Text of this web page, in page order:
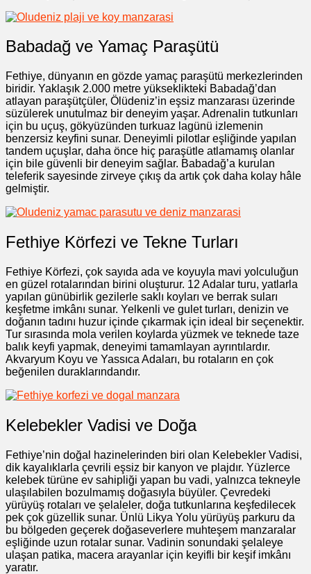
Babadağ ve Yamaç Paraşütü
Fethiye, dünyanın en gözde yamaç paraşütü merkezlerinden
biridir. Yaklaşık 2.000 metre yükseklikteki Babadağ’dan
atlayan paraşütçüler, Ölüdeniz’in eşsiz manzarası üzerinde
süzülerek unutulmaz bir deneyim yaşar. Adrenalin tutkunları
için bu uçuş, gökyüzünden turkuaz lagünü izlemenin
benzersiz keyfini sunar. Deneyimli pilotlar eşliğinde yapılan
tandem uçuşlar, daha önce hiç paraşütle atlamamış olanlar
için bile güvenli bir deneyim sağlar. Babadağ’a kurulan
teleferik sayesinde zirveye çıkış da artık çok daha kolay hâle
gelmiştir.
Fethiye Körfezi ve Tekne Turları
Fethiye Körfezi, çok sayıda ada ve koyuyla mavi yolculuğun
en güzel rotalarından birini oluşturur. 12 Adalar turu, yatlarla
yapılan günübirlik gezilerle saklı koyları ve berrak suları
keşfetme imkânı sunar. Yelkenli ve gulet turları, denizin ve
doğanın tadını huzur içinde çıkarmak için ideal bir seçenektir.
Tur sırasında mola verilen koylarda yüzmek ve teknede taze
balık keyfi yapmak, deneyimi tamamlayan ayrıntılardır.
Akvaryum Koyu ve Yassıca Adaları, bu rotaların en çok
beğenilen duraklarındandır.
Kelebekler Vadisi ve Doğa
Fethiye’nin doğal hazinelerinden biri olan Kelebekler Vadisi,
dik kayalıklarla çevrili eşsiz bir kanyon ve plajdır. Yüzlerce
kelebek türüne ev sahipliği yapan bu vadi, yalnızca tekneyle
ulaşılabilen bozulmamış doğasıyla büyüler. Çevredeki
yürüyüş rotaları ve şelaleler, doğa tutkunlarına keşfedilecek
pek çok güzellik sunar. Ünlü Likya Yolu yürüyüş parkuru da
bu bölgeden geçerek doğaseverlere muhteşem manzaralar
eşliğinde uzun rotalar sunar. Vadinin sonundaki şelaleye
ulaşan patika, macera arayanlar için keyifli bir keşif imkânı
yaratır.